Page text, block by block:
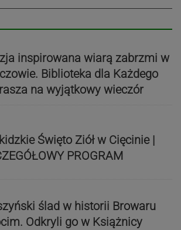
inspirowana wiarą zabrzmi w
Biblioteka dla Każdego
na wyjątkowy wieczór
Święto Ziół w Cięcinie |
PROGRAM
ślad w historii Browaru
Odkryli go w Książnicy